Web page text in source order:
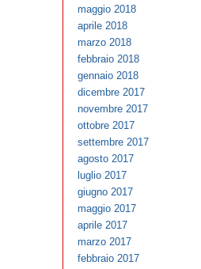
maggio 2018
aprile 2018
marzo 2018
febbraio 2018
gennaio 2018
dicembre 2017
novembre 2017
ottobre 2017
settembre 2017
agosto 2017
luglio 2017
giugno 2017
maggio 2017
aprile 2017
marzo 2017
febbraio 2017